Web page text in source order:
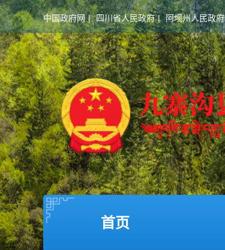
中国政府网 | 四川省人民政府 | 阿坝州人民政府
首页